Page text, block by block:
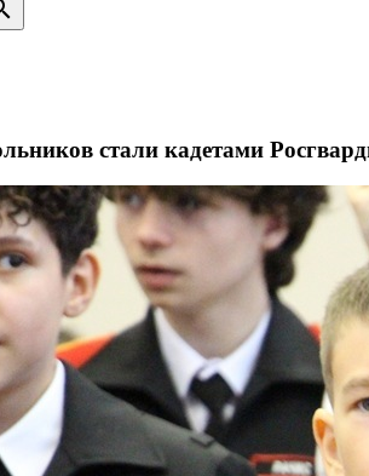
стали кадетами